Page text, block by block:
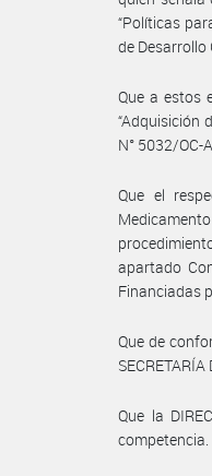
“Políticas
de Desarrollo
Que a estos
“Adquisición
N° 5032/OC-
Que el
apartado
Financiadas
Que de
Que la
competencia.